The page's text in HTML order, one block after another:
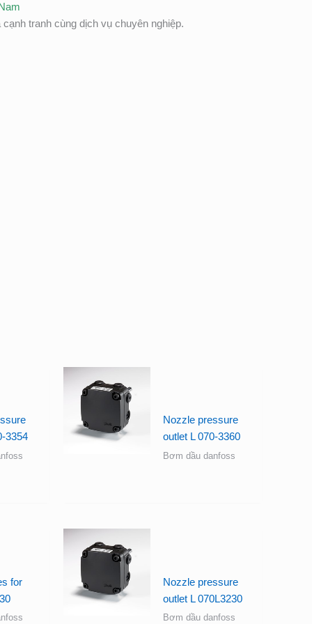
tranh cùng dịch vụ chuyên nghiệp.
3354
Nozzle pressure
outlet L 070-3360
Bơm dầu danfoss
for
Nozzle pressure
outlet L 070L3230
Bơm dầu danfoss